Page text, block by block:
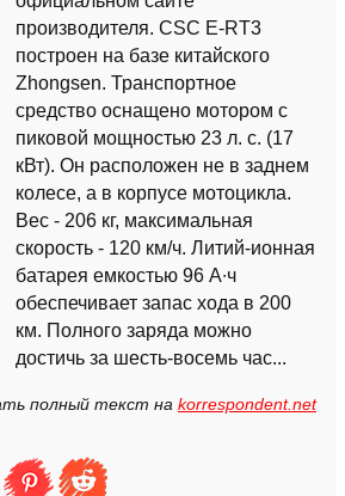
производителя. CSC E-RT3
построен на базе китайского
Zhongsen. Транспортное
средство оснащено мотором с
пиковой мощностью 23 л. с. (17
кВт). Он расположен не в заднем
колесе, а в корпусе мотоцикла.
Вес - 206 кг, максимальная
скорость - 120 км/ч. Литий-ионная
батарея емкостью 96 А∙ч
обеспечивает запас хода в 200
км. Полного заряда можно
достичь за шесть-восемь час...
полный текст на korrespondent.net